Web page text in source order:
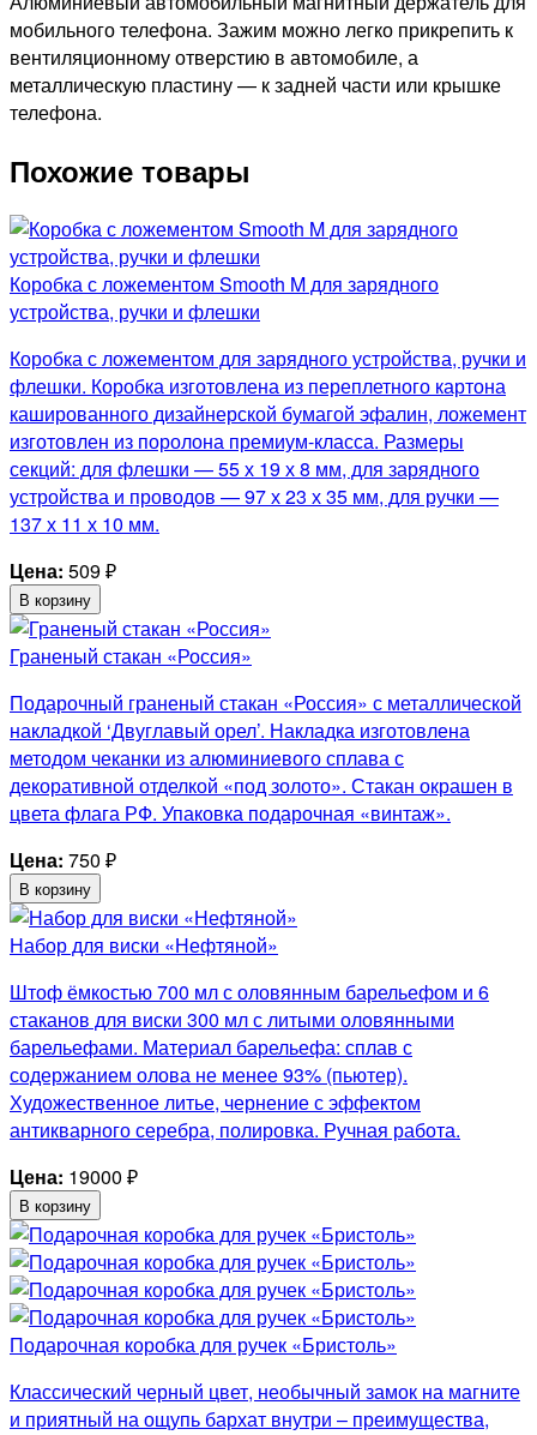
мобильного телефона. Зажим можно легко прикрепить к
вентиляционному отверстию в автомобиле, а
металлическую пластину — к задней части или крышке
телефона.
Похожие товары
Коробка с ложементом Smooth M для зарядного
устройства, ручки и флешки
Коробка с ложементом для зарядного устройства, ручки и
флешки. Коробка изготовлена из переплетного картона
кашированного дизайнерской бумагой эфалин, ложемент
изготовлен из поролона премиум-класса. Размеры
секций: для флешки — 55 х 19 х 8 мм, для зарядного
устройства и проводов — 97 х 23 х 35 мм, для ручки —
137 х 11 х 10 мм.
Цена: 509₽
В корзину
Граненый стакан «Россия»
Подарочный граненый стакан «Россия» с металлической
накладкой ‘Двуглавый орел’. Накладка изготовлена
методом чеканки из алюминиевого сплава с
декоративной отделкой «под золото». Стакан окрашен в
цвета флага РФ. Упаковка подарочная «винтаж».
Цена: 750 ₽
В корзину
Набор для виски «Нефтяной»
Штоф ёмкостью 700 мл с оловянным барельефом и 6
стаканов для виски 300 мл с литыми оловянными
барельефами. Материал барельефа: сплав с
содержанием олова не менее 93% (пьютер).
Художественное литье, чернение с эффектом
антикварного серебра, полировка. Ручная работа.
Цена: 19000 ₽
В корзину
Подарочная коробка для ручек «Бристоль»
Классический черный цвет, необычный замок на магните
и приятный на ощупь бархат внутри – преимущества,